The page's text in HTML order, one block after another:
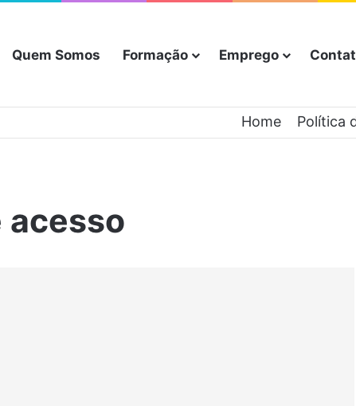
Quem Somos Formação Emprego
Home Política
acesso